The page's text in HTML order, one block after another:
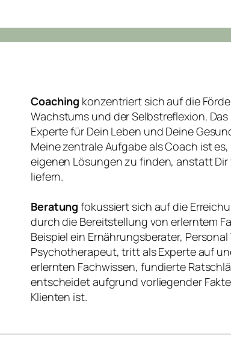
Coaching konzentriert sich auf die
Wachstums und der Selbstreflexion.
Experte für Dein Leben und Deine
Meine zentrale Aufgabe als Coach ist
eigenen Lösungen zu finden, anstatt
liefern.
Beratung fokussiert sich auf die
durch die Bereitstellung von erlerntem
Beispiel ein Ernährungsberater,
Psychotherapeut, tritt als Experte auf
erlernten Fachwissen, fundierte
entscheidet aufgrund vorliegender
Klienten ist.